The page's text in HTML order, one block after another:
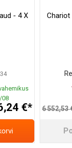
- 4 X
08
€*
Chariot
6 552,53